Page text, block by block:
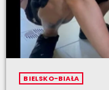
BIELSKO-BIAŁA